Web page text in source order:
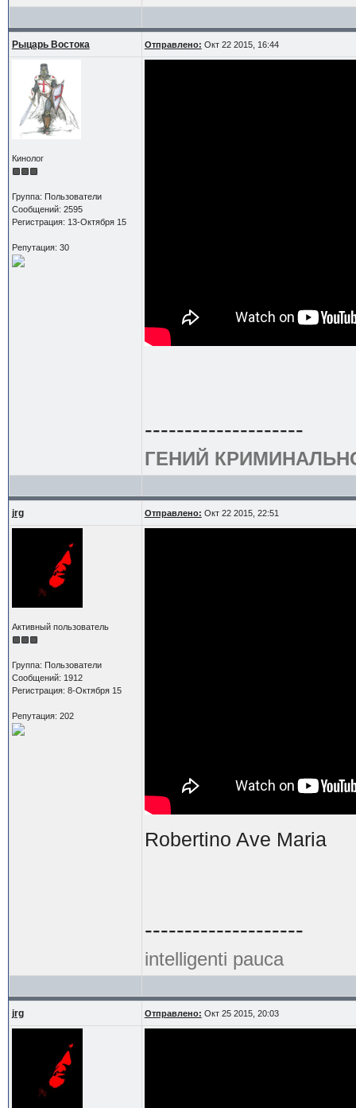
Рыцарь Востока Отправлено: Окт 22 2015, 16:44
Кинолог
Группа: Пользователи
Сообщений: 2595
Регистрация: 13-Октября 15
Репутация: 30
--------------------
ГЕНИЙ
jrg Отправлено: Окт 22 2015, 22:51
Активный пользователь
Группа: Пользователи
Сообщений: 1912
Регистрация: 8-Октября 15
Репутация: 202
Robertino Ave Maria
--------------------
intelligenti pauca
jrg Отправлено: Окт 25 2015, 20:03